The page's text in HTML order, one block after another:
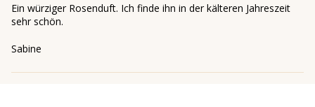
Ein würziger Rosenduft. Ich finde ihn in der kälteren Jahreszeit
sehr schön.
Sabine